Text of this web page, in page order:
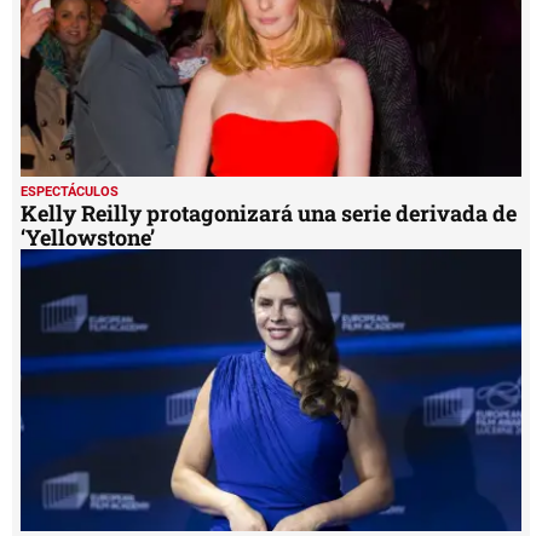
ESPECTÁCULOS
Kelly Reilly protagonizará una serie derivada de
‘Yellowstone’